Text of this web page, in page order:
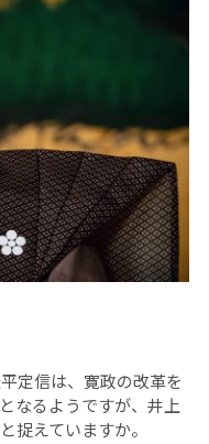
定信は、寛政の改革を
なるようですが、井上
捉えていますか。